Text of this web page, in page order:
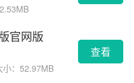
官网版
小：52.97MB
查看